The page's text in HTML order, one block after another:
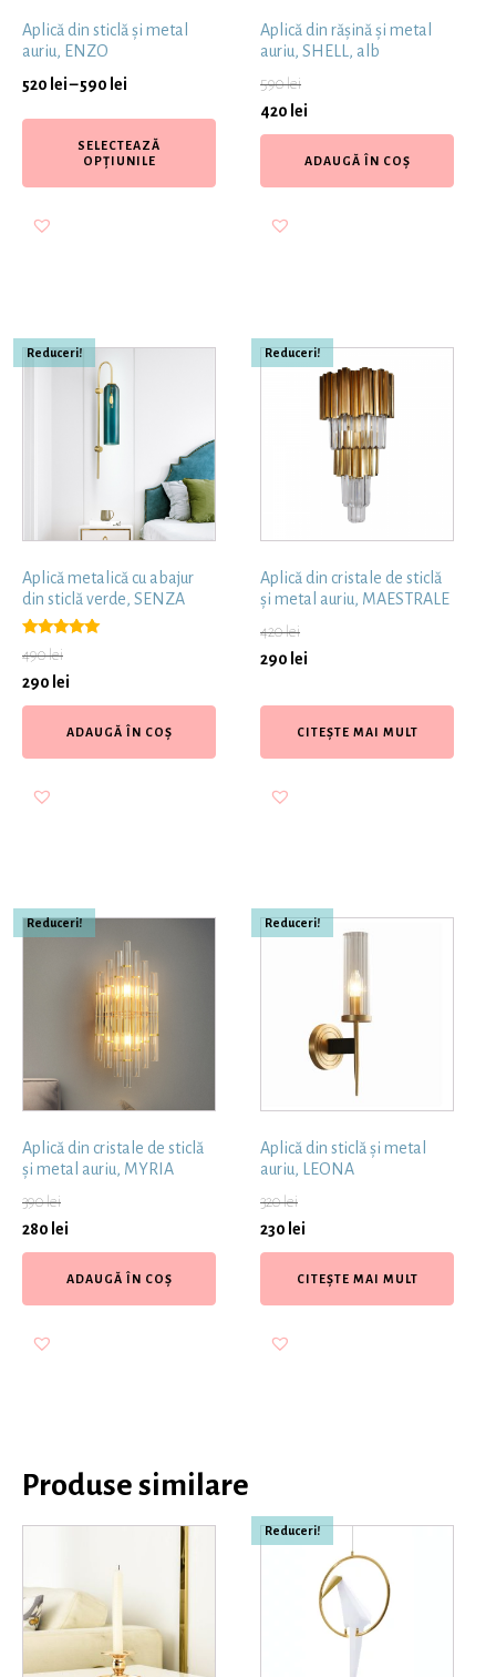
Aplică din sticlă și metal
auriu, ENZO
520 lei–590 lei
SELECTEAZĂ
OPȚIUNILE
Aplică din rășină și metal
auriu, SHELL, alb
590lei
420 lei
ADAUGĂ ÎN COȘ
Reduceri!
Aplică metalică cu abajur
din sticlă verde, SENZA
Evaluat la
5.00
din 5
490lei
290 lei
ADAUGĂ ÎN COȘ
Reduceri!
Aplică din cristale de sticlă
și metal auriu, MAESTRALE
420lei
290 lei
CITEȘTE MAI MULT
Reduceri!
Aplică din cristale de sticlă
și metal auriu, MYRIA
390lei
280 lei
ADAUGĂ ÎN COȘ
Reduceri!
Aplică din sticlă și metal
auriu, LEONA
320lei
230 lei
CITEȘTE MAI MULT
Produse similare
Reduceri!